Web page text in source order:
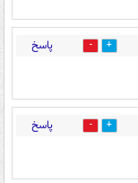
0 پاسخ
0 پاسخ